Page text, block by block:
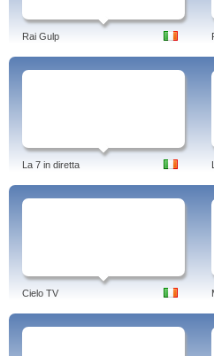
Rai Gulp
La 7 in diretta
Cielo TV